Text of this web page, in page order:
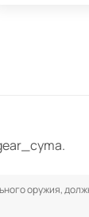
оружия,